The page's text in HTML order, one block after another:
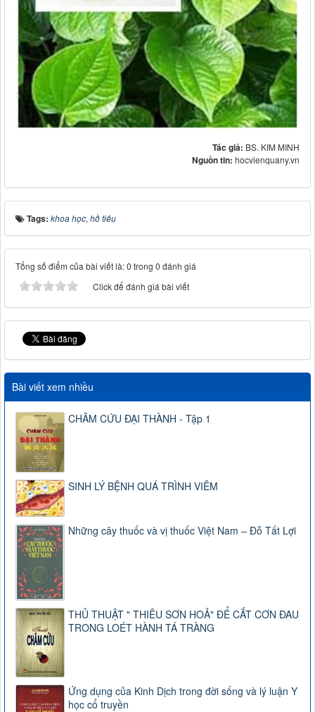
Tác giả: BS. KIM MINH
Nguồn tin: hocvienquany.vn
Tags: khoa học, hồ tiêu
Tổng số điểm của bài viết là: 0 trong 0 đánh giá
Click để đánh giá bài viết
Bài viết xem nhiều
CHÂM CỨU ĐẠI THÀNH - Tập 1
SINH LÝ BỆNH QUÁ TRÌNH VIÊM
Những cây thuốc và vị thuốc Việt Nam – Đỗ Tất Lợi
THỦ THUẬT " THIÊU SƠN HOẢ" ĐỂ CẮT CƠN ĐAU
TRONG LOÉT HÀNH TÁ TRÀNG
Ứng dụng của Kinh Dịch trong đời sống và lý luận Y
học cổ truyền